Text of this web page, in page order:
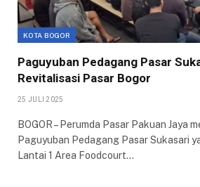
KOTA BOGOR
Paguyuban Pedagang Pasar
Revitalisasi Pasar Bogor
25 JULI 2025
BOGOR – Perumda Pasar Pakuan Jaya
Paguyuban Pedagang Pasar Sukasari
Lantai 1 Area Foodcourt…